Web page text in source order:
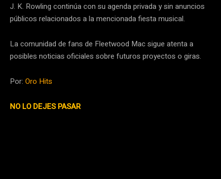
J. K. Rowling continúa con su agenda privada y sin anuncios
públicos relacionados a la mencionada fiesta musical.
La comunidad de fans de Fleetwood Mac sigue atenta a
posibles noticias oficiales sobre futuros proyectos o giras.
Por: Oro Hits
NO LO DEJES PASAR